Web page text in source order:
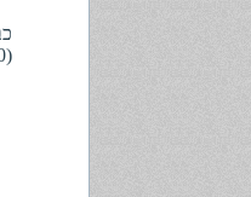
(20.10.10):